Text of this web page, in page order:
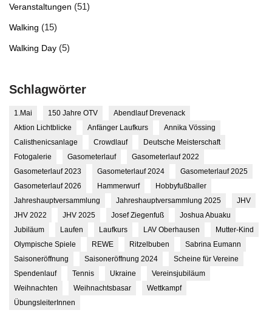
Veranstaltungen (51)
Walking (15)
Walking Day (5)
Schlagwörter
1.Mai 150 Jahre OTV
Abendlauf Drevenack
Aktion Lichtblicke
Anfänger Laufkurs
Annika Vössing
Calisthenicsanlage
Crowdlauf
Deutsche Meisterschaft
Fotogalerie
Gasometerlauf
Gasometerlauf 2022
Gasometerlauf 2023
Gasometerlauf 2024
Gasometerlauf 2025
Gasometerlauf 2026
Hammerwurf
Hobbyfußballer
Jahreshauptversammlung
Jahreshauptversammlung 2025
JHV
JHV 2022
JHV 2025 Josef Ziegenfuß
Joshua Abuaku
Jubiläum
Laufen Laufkurs LAV Oberhausen
Mutter-Kind
Olympische Spiele
REWE Ritzelbuben
Sabrina Eumann
Saisoneröffnung
Saisoneröffnung 2024
Scheine für Vereine
Spendenlauf
Tennis Ukraine
Vereinsjubiläum
Weihnachten
Weihnachtsbasar
Wettkampf
ÜbungsleiterInnen